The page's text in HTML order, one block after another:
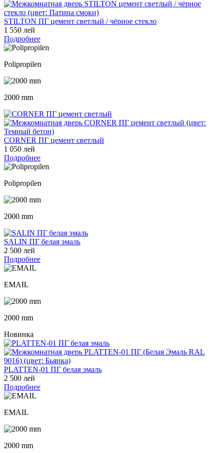
STILTON ПГ цемент светлый / чёрное стекло
1 550 лей
Подробнее
Polipropilen
2000 mm
CORNER ПГ цемент светлый
1 050 лей
Подробнее
Polipropilen
2000 mm
SALIN ПГ белая эмаль
2 500 лей
Подробнее
EMAIL
2000 mm
Новинка
PLATTEN-01 ПГ белая эмаль
2 500 лей
Подробнее
EMAIL
2000 mm